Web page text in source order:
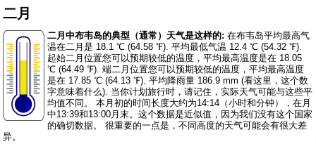
二月
二月中布韦岛的典型（通常）天气是这样的: 在布韦岛平均最高气
温在二月是 18.1 ℃ (64.58 ℉). 平均最低气温 12.4 ℃ (54.32 ℉).
起始二月位置您可以预期较低的温度，平均最高温度是在 18.05
℃ (64.49 ℉). 端二月位置您可以预期较低的温度，平均最高温度
是在 17.85 ℃ (64.13 ℉). 平均降雨量 186.9 mm (看这里，这个数
字意味着什么). 当你计划旅行时，请记住，实际天气可能与这些平
均值不同。 本月初的时间长度大约为14:14（小时和分钟），在月
中13:39和13:00月末。这个数据是近似值，因为我们没有这个国家
的确切数据。 很重要的一点是，不同高度的天气可能会有很大差
异。